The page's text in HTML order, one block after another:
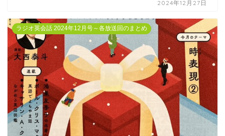
2024年12月27日
ラジオ英会話 2024年12月号～各放送回のまとめ